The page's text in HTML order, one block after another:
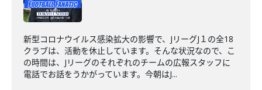
新型コロナウイルス感染拡大の影響で、JリーグJ１の全18
クラブは、活動を休止しています。そんな状況なので、こ
の時間は、Jリーグのそれぞれのチームの広報スタッフに
電話でお話をうかがっています。今朝はJ...